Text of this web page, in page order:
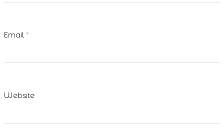
Email*
Website